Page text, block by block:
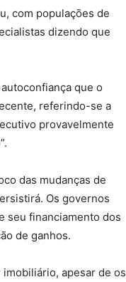
com populações de
dizendo que
que o
referindo-se a
provavelmente
das mudanças de
Os governos
seu financiamento dos
de ganhos.
apesar de os